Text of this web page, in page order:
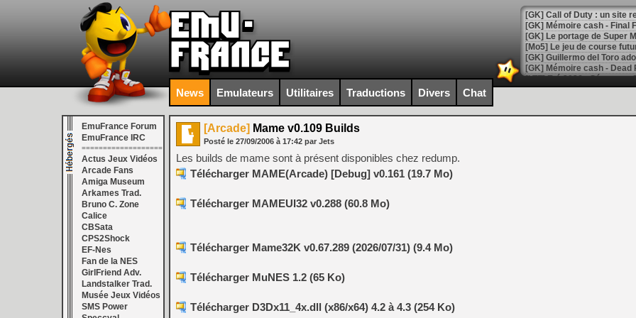
[GK] Le portage de Super
[Mo5] Le jeu de course
[GK] Guillermo del Toro
[LTF] Eté 2026 - Séquence
[GK] Mistfall Hunter :
[GK] Wo Long 2 évolue
[GK] Crossfire : un TPS à
[LS] [PS5] Premiers
[Mo5] DOOM arrive en
[GK] Bethesda fête les 30
[GK] Roblox : l'action en
[GK] Agenda - GeForce
[LS] [PS5] ps5-y2jb-
News Emulateurs Utilitaires Traductions Divers Chat
EmuFrance Forum
EmuFrance IRC
===================
Actus Jeux Vidéos
Arcade Fans
Amiga Museum
Arkames Trad.
Bruno C. Zone
Calice
CBSata
CPS2Shock
EF-Nes
Fan de la NES
GirlFriend Adv.
Landstalker Trad.
Musée Jeux Vidéos
SMS Power
[Arcade] Mame v0.109 Builds
Posté le 27/09/2006 à 17:42 par Jets
Les builds de mame sont à présent disponibles chez redump.
Télécharger MAME(Arcade) [Debug] v0.161 (19.7 Mo)
Télécharger MAMEUI32 v0.288 (60.8 Mo)
Télécharger Mame32K v0.67.289 (2026/07/31) (9.4 Mo)
Télécharger MuNES 1.2 (65 Ko)
Télécharger D3Dx11_4x.dll (x86/x64) 4.2 à 4.3 (254 Ko)